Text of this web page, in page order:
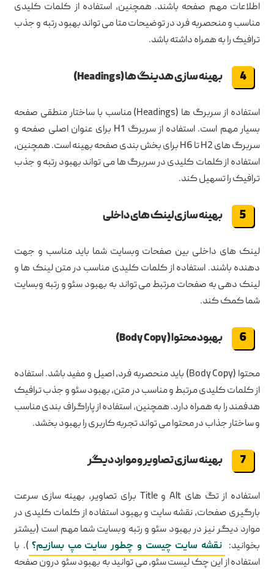
اطلاعات مهم صفحه باشند. همچنین، استفاده از کلمات کلیدی
مناسب و منحصربه فرد در توضیحات متا می تواند بهبود رتبه و جذب
ترافیک را به همراه داشته باشد.
بهینه سازی هدینگ ها (Headings)
استفاده از سربرگ ها (Headings) مناسب با ساختار منطقی صفحه
بسیار مهم است. استفاده از سربرگ H1 برای عنوان اصلی صفحه و
سربرگ های H2 تا H6 برای بخش بندی صفحه بهینه است. همچنین،
استفاده از کلمات کلیدی در سربرگ ها می تواند بهبود رتبه و جذب
ترافیک را تسهیل کند.
بهینه سازی لینک های داخلی
لینک های داخلی بین صفحات وبسایت شما باید مناسب و جهت
دهنده باشند. استفاده از کلمات کلیدی مناسب در متن لینک ها و
لینک دهی به صفحات مرتبط می تواند به بهبود سئو و رتبه وبسایت
شما کمک کند.
بهبود محتوا (Body Copy)
محتوا (Body Copy) باید منحصربه فرد، اصیل و مفید باشد. استفاده
از کلمات کلیدی مرتبط و مناسب در متن، بهبود سئو و جذب ترافیک
هدفمند را به همراه دارد. همچنین، استفاده از پاراگراف بندی مناسب
و ساختار جذاب در محتوا می تواند تجربه کاربری را بهبود بخشد.
بهینه سازی تصاویر و موارد دیگر
استفاده از تگ های Alt و Title برای تصاویر، بهینه سازی سرعت
بارگیری صفحات، نقشه سایت و بهبود استفاده از کلمات کلیدی در
موارد دیگر نیز در بهبود سئو و رتبه وبسایت شما مهم است (بیشتر
بخوانید: نقشه سایت چیست و چطور سایت مپ بسازیم؟ ). با
استفاده از این چک لیست سئو، می توانید به بهبود سئو درون صفحه